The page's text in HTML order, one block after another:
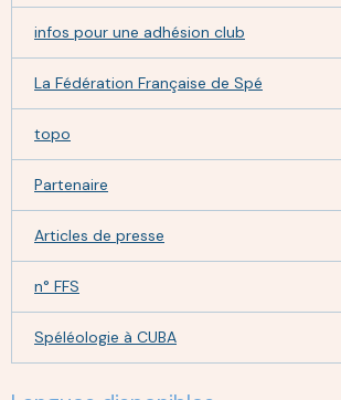
infos pour une adhésion club
La Fédération Française de Spé
topo
Partenaire
Articles de presse
n° FFS
Spéléologie à CUBA